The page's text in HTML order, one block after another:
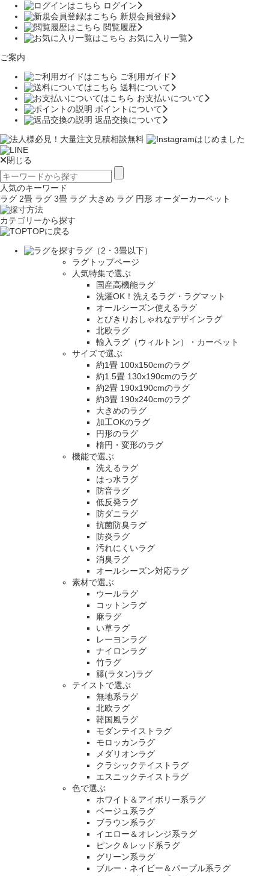
ログイン
新規会員登録
閲覧履歴
お気に入り一覧
ご案内
ご利用ガイド
送料について
お支払いについて
ポイントについて
返品交換について
閉じる
人気のキーワード
ラグ 2畳 ラグ 3畳 ラグ 大きめ ラグ 円形 オーダーカーペット
カテゴリーから探す
TOPに戻る
ラグ（2・3畳以下）
ラグトップページ
人気特集で選ぶ
国産高機能ラグ
洗濯OK！洗えるラグ・ラグマット
オールシーズン使えるラグ
とびきりおしゃれなデザインラグ
北欧ラグ
輸入ラグ（ウィルトン）・カーペット
サイズで選ぶ
約1畳 100x150cmのラグ
約1.5畳 130x190cmのラグ
約2畳 190x190cmのラグ
約3畳 190x240cmのラグ
大きめのラグ
加工OKのラグ
円形のラグ
楕円・変形のラグ
機能で選ぶ
洗えるラグ
はっ水ラグ
防音ラグ
低反発ラグ
防ダニラグ
抗菌防臭ラグ
防炎ラグ
汚れにくいラグ
消臭ラグ
オールシーズン対応ラグ
素材で選ぶ
ウールラグ
コットンラグ
麻ラグ
い草ラグ
レーヨンラグ
ナイロンラグ
竹ラグ
籐(ラタン)ラグ
テイストで選ぶ
無地系ラグ
北欧ラグ
韓国風ラグ
モダンテイストラグ
モロッカンラグ
メダリオンラグ
クラシックテイストラグ
エスニックテイストラグ
色で選ぶ
ホワイト＆アイボリー系ラグ
ベージュ系ラグ
ブラウン系ラグ
イエロー＆オレンジ系ラグ
ピンク＆レッド系ラグ
グリーン系ラグ
ブルー・ネイビー＆パープル系ラグ